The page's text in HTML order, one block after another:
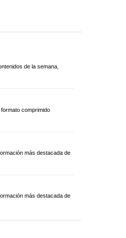
de la semana,
comprimido
más destacada de
más destacada de